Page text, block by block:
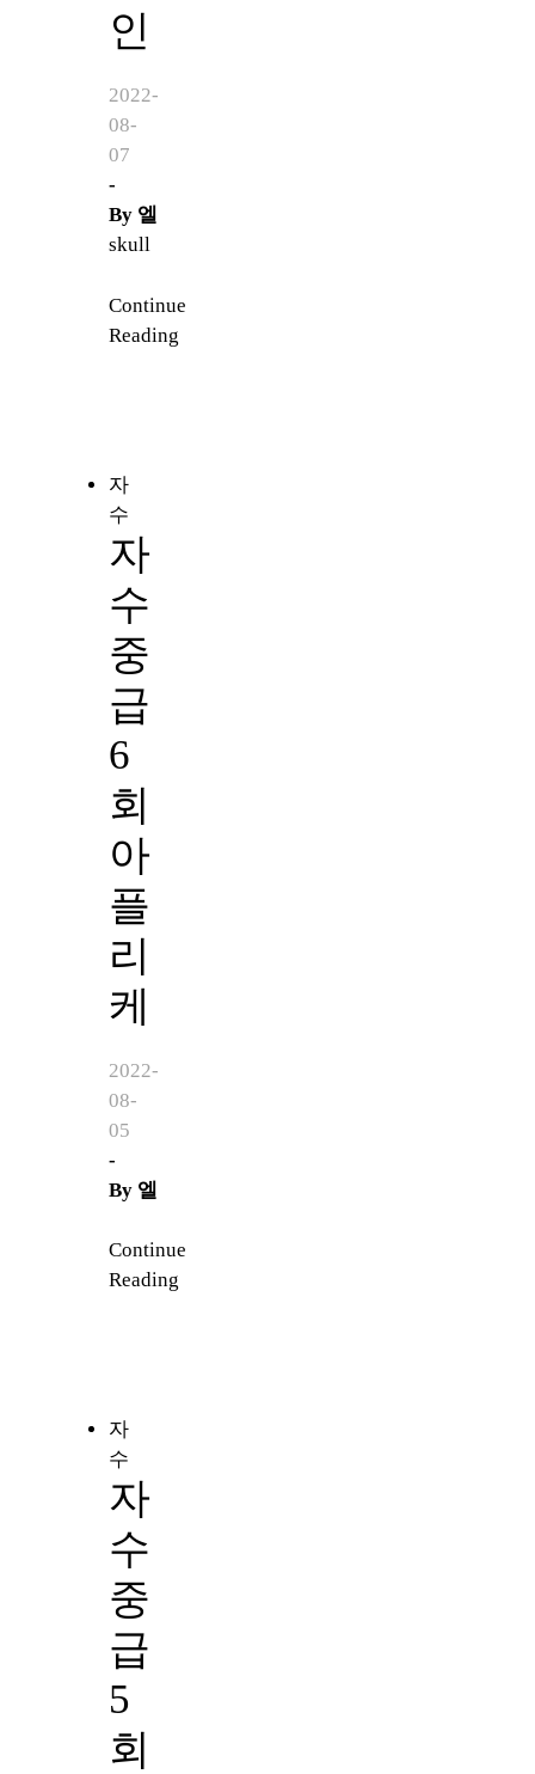
인
2022-
08-
07
-
By 엘
skull
Continue
Reading
자
수
자
수
중
급
6
회
아
플
리
케
2022-
08-
05
-
By 엘
Continue
Reading
자
수
자
수
중
급
5
회